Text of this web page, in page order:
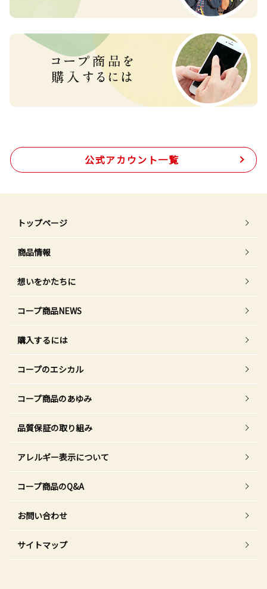
公式アカウント一覧
トップページ
商品情報
想いをかたちに
コープ商品NEWS
購入するには
コープのエシカル
コープ商品のあゆみ
品質保証の取り組み
アレルギー表示について
コープ商品のQ&A
お問い合わせ
サイトマップ